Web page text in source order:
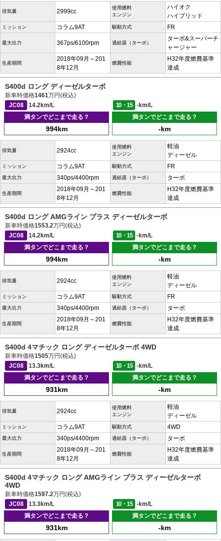
排気量 2999cc
使用燃料
エンジン
ハイオク
ハイブリッド
ミッション コラム9AT 駆動方式 FR
最大出力 367ps/6100rpm 過給器（ターボ）
ターボ&スーパーチ
ャージャー
生産期間
2018年09月～201
8年12月
燃費性能
H32年度燃費基準
達成
S400d ロング ディーゼルターボ
新車時価格1461万円(税込)
JC08
14.2km/L 10・15
-km/L
満タンでどこまで走る？
994km
満タンでどこまで走る？
-km
排気量 2924cc
使用燃料
エンジン
軽油
ディーゼル
ミッション コラム9AT 駆動方式 FR
最大出力 340ps/4400rpm 過給器（ターボ） ターボ
生産期間
2018年09月～201
8年12月
燃費性能
H32年度燃費基準
達成
S400d ロング AMGライン プラス ディーゼルターボ
新車時価格1553.2万円(税込)
JC08
14.2km/L 10・15
-km/L
満タンでどこまで走る？
994km
満タンでどこまで走る？
-km
排気量 2924cc
使用燃料
エンジン
軽油
ディーゼル
ミッション コラム9AT 駆動方式 FR
最大出力 340ps/4400rpm 過給器（ターボ） ターボ
生産期間
2018年09月～201
8年12月
燃費性能
H32年度燃費基準
達成
S400d 4マチック ロング ディーゼルターボ 4WD
新車時価格1505万円(税込)
JC08
13.3km/L 10・15
-km/L
満タンでどこまで走る？
931km
満タンでどこまで走る？
-km
排気量 2924cc
使用燃料
エンジン
軽油
ディーゼル
ミッション コラム9AT 駆動方式 4WD
最大出力 340ps/4400rpm 過給器（ターボ） ターボ
生産期間
2018年09月～201
8年12月
燃費性能
H32年度燃費基準
達成
S400d 4マチック ロング AMGライン プラス ディーゼルターボ
4WD
新車時価格1597.2万円(税込)
JC08
13.3km/L 10・15
-km/L
満タンでどこまで走る？
931km
満タンでどこまで走る？
-km